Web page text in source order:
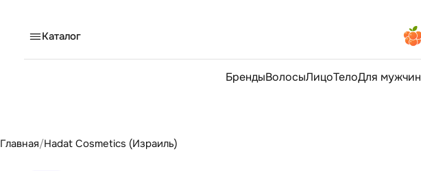
Каталог
БрендыВолосыЛицоТелоДля мужчин
Главная/Hadat Cosmetics (Израиль)